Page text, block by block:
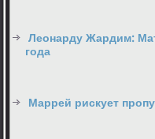
Леонарду Жардим:
года
Маррей рискует